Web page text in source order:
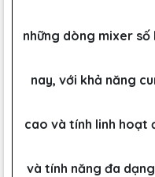
những dòng mixer
nay, với khả năng
cao và tính linh hoạt
và tính năng đa